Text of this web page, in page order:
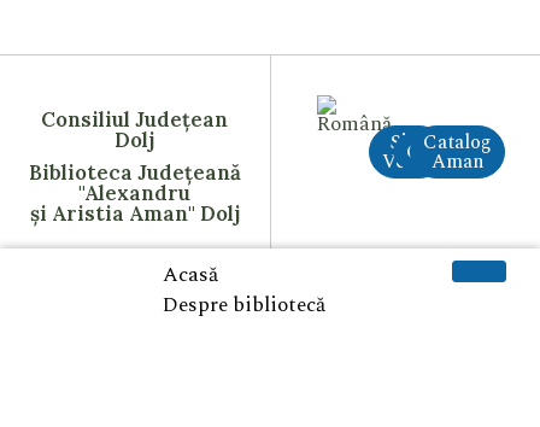
Consiliul Județean
Dolj
Biblioteca Județeană
"Alexandru
și Aristia Aman" Dolj
Site
VechiCreAI
Catalog
Aman
Acasă
Despre bibliotecă